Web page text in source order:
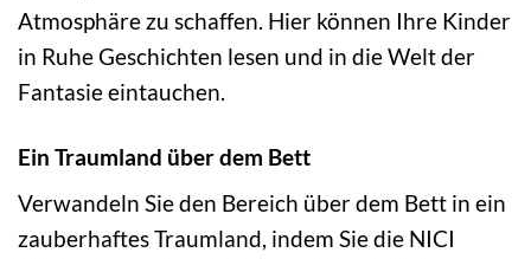
Atmosphäre zu schaffen. Hier können Ihre Kinder
in Ruhe Geschichten lesen und in die Welt der
Fantasie eintauchen.
Ein Traumland über dem Bett
Verwandeln Sie den Bereich über dem Bett in ein
zauberhaftes Traumland, indem Sie die NICI